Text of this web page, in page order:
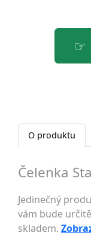
O produktu
Čelenka
Jedinečný
vám bude
skladem.